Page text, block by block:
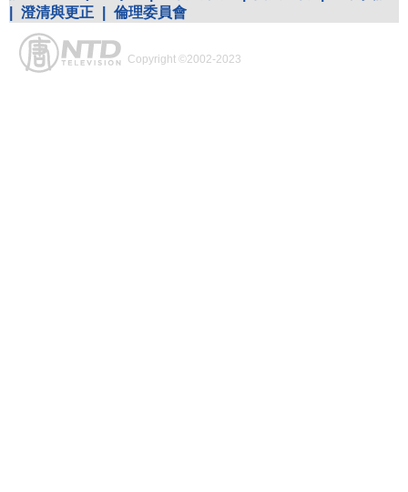
澄清與更正 倫理委員會
Copyright ©2002-2023